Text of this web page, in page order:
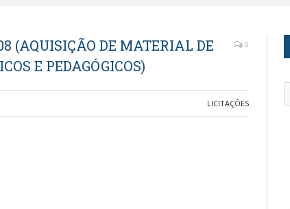
(AQUISIÇÃO DE MATERIAL DE
E PEDAGÓGICOS)
0
LICITAÇÕES